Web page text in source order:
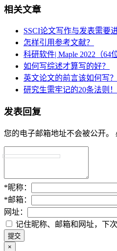
相关文章
SSCI论文写作与发表需要
怎样引用参考文献？
科研软件| Maple 2022（64位
如何写综述才算写的好？
英文论文的前言该如何写？
研究生需牢记的20条法则
发表回复
您的电子邮箱地址不会被公开。
*昵称：
*邮箱：
网址：
记住昵称、邮箱和网址，下
×